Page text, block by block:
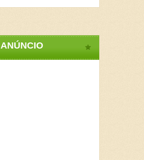
ANÚNCIO